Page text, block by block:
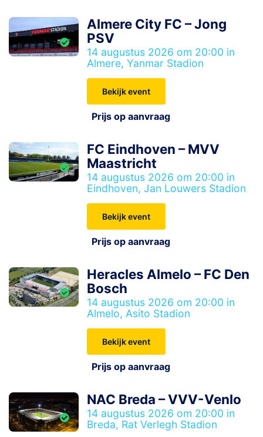
Almere City FC – Jong
PSV
14 augustus 2026 om 20:00 in
Almere, Yanmar Stadion
Bekijk event
Prijs op aanvraag
FC Eindhoven – MVV
Maastricht
14 augustus 2026 om 20:00 in
Eindhoven, Jan Louwers Stadion
Bekijk event
Prijs op aanvraag
Heracles Almelo – FC Den
Bosch
14 augustus 2026 om 20:00 in
Almelo, Asito Stadion
Bekijk event
Prijs op aanvraag
NAC Breda – VVV-Venlo
14 augustus 2026 om 20:00 in
Breda, Rat Verlegh Stadion